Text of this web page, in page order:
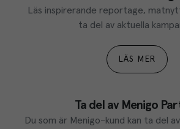
Läs inspirerande reportage,
ta del av aktuella
LÄS MER
Ta del av Menigo
Du som är Menigo-kund kan ta del